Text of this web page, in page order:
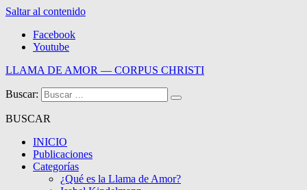
Saltar al contenido
Facebook
Youtube
LLAMA DE AMOR — CORPUS CHRISTI
Blog de la Llama de Amor
Buscar:
BUSCAR
INICIO
Publicaciones
Categorías
¿Qué es la Llama de Amor?